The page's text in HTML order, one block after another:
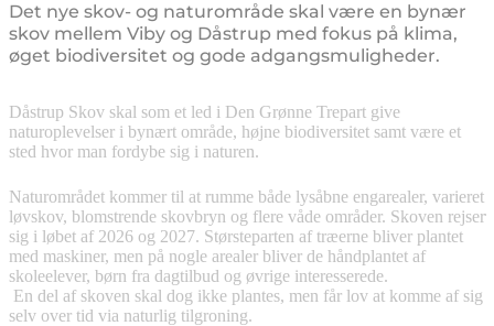
Det nye skov- og naturområde skal være en bynær
skov mellem Viby og Dåstrup med fokus på klima,
øget biodiversitet og gode adgangsmuligheder.
Dåstrup Skov skal som et led i Den Grønne Trepart give
naturoplevelser i bynært område, højne biodiversitet samt være et
sted hvor man fordybe sig i naturen.
Naturområdet kommer til at rumme både lysåbne engarealer, varieret
løvskov, blomstrende skovbryn og flere våde områder. Skoven rejser
sig i løbet af 2026 og 2027. Størsteparten af træerne bliver plantet
med maskiner, men på nogle arealer bliver de håndplantet af
skoleelever, børn fra dagtilbud og øvrige interesserede.
En del af skoven skal dog ikke plantes, men får lov at komme af sig
selv over tid via naturlig tilgroning.